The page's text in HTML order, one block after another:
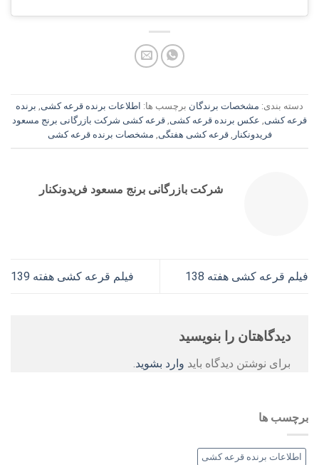
دسته بندی: مشخصات برندگان برچسب ها: اطلاعات برنده قرعه کشی, برنده
قرعه کشی, عکس برنده قرعه کشی, قرعه کشی شرکت بازرگانی برنج مسعود
فریدونکنار ,قرعه کشی هفتگی, مشخصات برنده قرعه کشی
شرکت بازرگانی برنج مسعود فریدونکنار
فیلم قرعه کشی هفته 138 فیلم قرعه کشی هفته 139
دیدگاهتان را بنویسید
برای نوشتن دیدگاه باید وارد بشوید.
برچسب ها
اطلاعات برنده قرعه کشی